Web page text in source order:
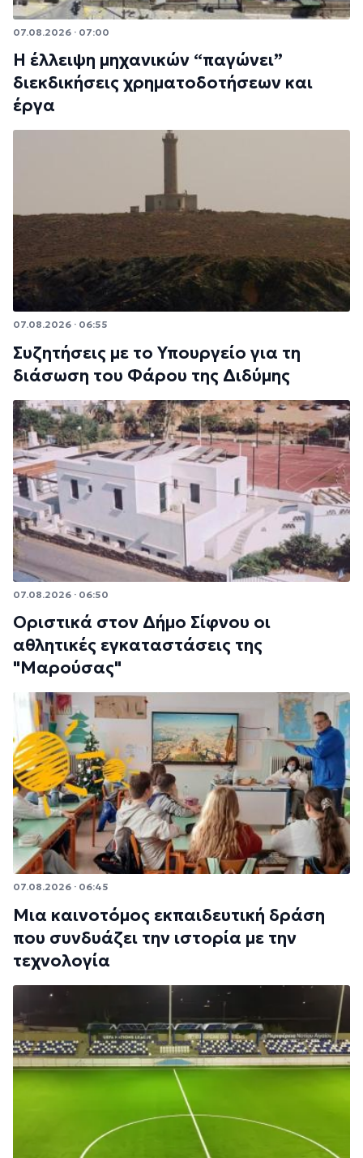
07.08.2026 · 07:00
Η έλλειψη μηχανικών “παγώνει”
διεκδικήσεις χρηματοδοτήσεων και
έργα
07.08.2026 · 06:55
Συζητήσεις με το Υπουργείο για τη
διάσωση του Φάρου της Διδύμης
07.08.2026 · 06:50
Οριστικά στον Δήμο Σίφνου οι
αθλητικές εγκαταστάσεις της
"Μαρούσας"
07.08.2026 · 06:45
Μια καινοτόμος εκπαιδευτική δράση
που συνδυάζει την ιστορία με την
τεχνολογία